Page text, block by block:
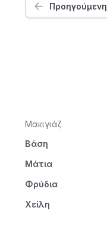
Προηγούμενη
Μακιγιάζ
Βάση
Μάτια
Φρύδια
Χείλη